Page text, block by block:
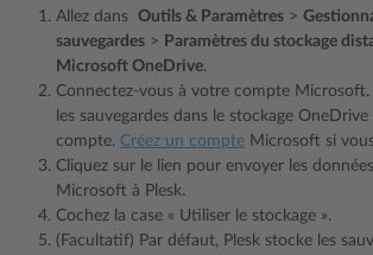
Allez dans Outils & Paramètres >
sauvegardes > Paramètres du stockage
Microsoft OneDrive.
Connectez-vous à votre compte Microsoft.
les sauvegardes dans le stockage OneDrive
compte. Créez un compte Microsoft si
Cliquez sur le lien pour envoyer les
Microsoft à Plesk.
Cochez la case « Utiliser le stockage ».
(Facultatif) Par défaut, Plesk stocke les